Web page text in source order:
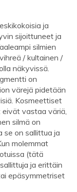
ja
sijoittuneet ja
silmien
/ kultainen /
näkyvissä.
on
värejä pidetään
Kosmeettiset
eivät vastaa väriä,
silmä on
se on sallittua ja
molemmat
(tätä
ja erittäin
epäsymmetriset